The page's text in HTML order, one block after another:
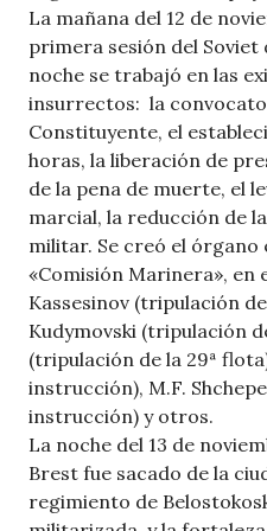
La mañana del 12 de
primera sesión del Soviet
noche se trabajó en las
insurrectos: la
Constituyente, el
horas, la liberación de
de la pena de muerte, el
marcial, la reducción de
militar. Se creó el órgano
«Comisión Marinera», en
Kassesinov (tripulación
Kudymovski (tripulación
(tripulación de la 29ª
instrucción), M.F.
instrucción) y otros.
La noche del 13 de
Brest fue sacado de la
regimiento de